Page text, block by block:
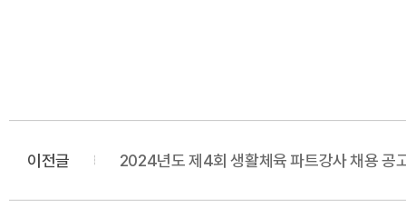
이전글 2024년도 제4회 생활체육 파트강사 채용 공